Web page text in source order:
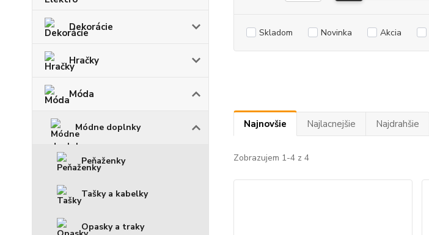
Dekorácie
Hračky
Móda
Módne doplnky
Peňaženky
Tašky a kabelky
Opasky a traky
Skladom Novinka Akcia
Najnovšie Najlacnejšie Najdrahšie
Zobrazujem 1-4 z 4